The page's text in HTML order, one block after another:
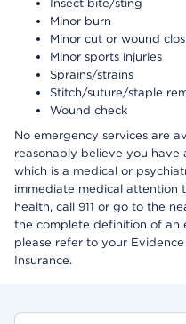
Insect bite/sting
Minor burn
Minor cut or wound
Minor sports injuries
Sprains/strains
Stitch/suture/staple
Wound check
No emergency services are
reasonably believe you have
which is a medical or
immediate medical attention
health, call 911 or go to the
the complete definition of an
please refer to your
Insurance.